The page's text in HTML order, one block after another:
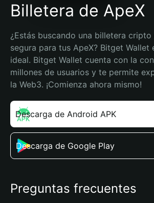
Billetera de ApeX
¿Estás buscando una billetera
segura para tus ApeX? Bitget Wallet
ideal. Bitget Wallet cuenta con la
millones de usuarios y te permite
la Web3. ¡Comienza ahora mismo!
Descarga de Android APK
Descarga de Google Play
Preguntas frecuentes